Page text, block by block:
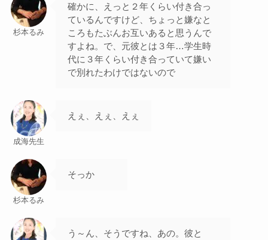
杉本るみ
確かに、えっと２年くらい付き合っ
ているんですけど、ちょっと嫌なと
ころもたぶんお互いあると思うんで
すよね。で、元彼とは３年…学生時
代に３年くらい付き合っていて嫌い
で別れたわけではないので
成海先生
えぇ、えぇ、えぇ
杉本るみ
そっか
う～ん、そうですね、あの。彼と